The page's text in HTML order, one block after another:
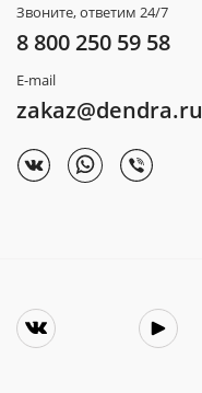
Звоните, ответим 24/7
8 800 250 59 58
E-mail
zakaz@dendra.ru